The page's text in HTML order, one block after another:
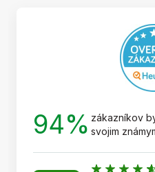
94% zákazníkov
svojim